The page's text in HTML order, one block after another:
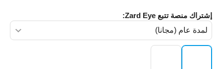
إشتراك منصة تتبع Zard Eye: